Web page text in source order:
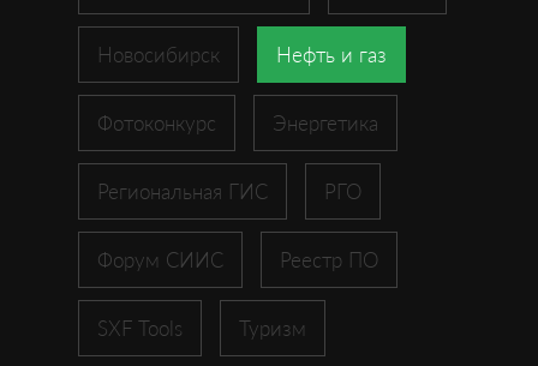
Новосибирск Нефть и газ
Фотоконкурс Энергетика
Региональная ГИС РГО
Форум СИИС Реестр ПО
SXF Tools Туризм